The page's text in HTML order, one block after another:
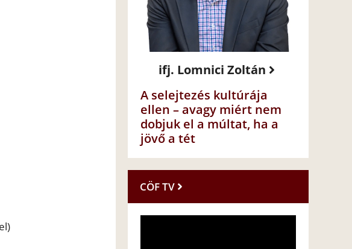
ifj. Lomnici Zoltán
A selejtezés kultúrája
ellen – avagy miért nem
dobjuk el a múltat, ha a
jövő a tét
CÖF TV